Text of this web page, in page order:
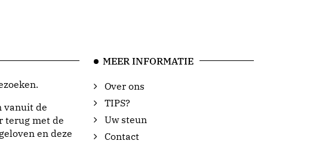
vanuit de
terug met de
en deze
MEER INFORMATIE
Over ons
TIPS?
Uw steun
Contact